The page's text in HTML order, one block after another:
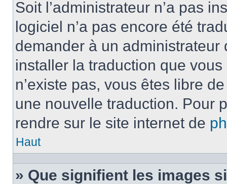
Soit l’administrateur n’a pas
logiciel n’a pas encore été
demander à un administrateur
installer la traduction que
n’existe pas, vous êtes libre
une nouvelle traduction. Pour
rendre sur le site internet de
Haut
» Que signifient les images